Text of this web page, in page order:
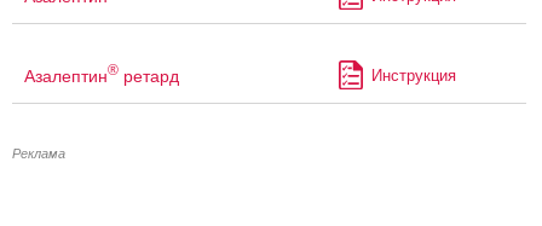
Азалептин® ретард Инструкция
Реклама